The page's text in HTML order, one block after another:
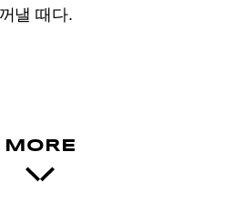
낼 때다.
MORE